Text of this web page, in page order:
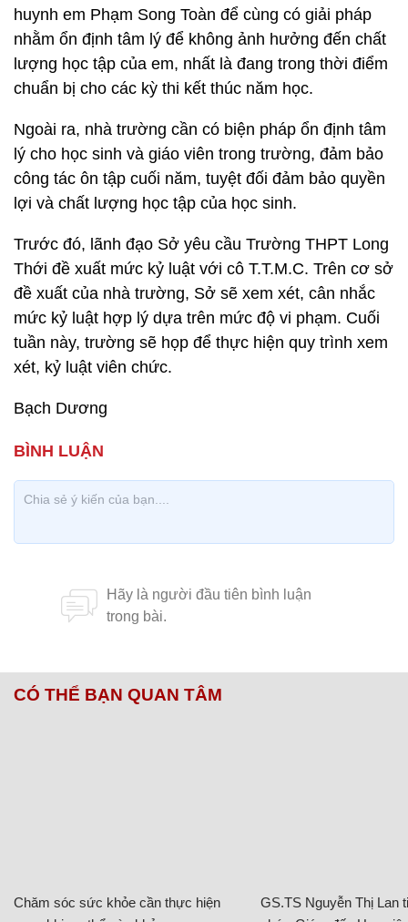
huynh em Phạm Song Toàn để cùng có giải pháp
nhằm ổn định tâm lý để không ảnh hưởng đến chất
lượng học tập của em, nhất là đang trong thời điểm
chuẩn bị cho các kỳ thi kết thúc năm học.
Ngoài ra, nhà trường cần có biện pháp ổn định tâm
lý cho học sinh và giáo viên trong trường, đảm bảo
công tác ôn tập cuối năm, tuyệt đối đảm bảo quyền
lợi và chất lượng học tập của học sinh.
Trước đó, lãnh đạo Sở yêu cầu Trường THPT Long
Thới đề xuất mức kỷ luật với cô T.T.M.C. Trên cơ sở
đề xuất của nhà trường, Sở sẽ xem xét, cân nhắc
mức kỷ luật hợp lý dựa trên mức độ vi phạm. Cuối
tuần này, trường sẽ họp để thực hiện quy trình xem
xét, kỷ luật viên chức.
Bạch Dương
CÓ THỂ BẠN QUAN TÂM
Chăm sóc sức khỏe cần thực hiện
GS.TS Nguyễn Thị Lan